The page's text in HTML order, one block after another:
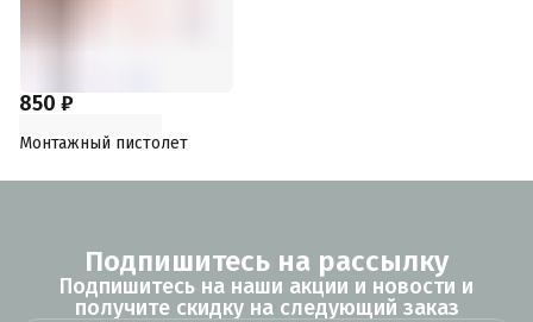
850 ₽
Монтажный пистолет
Подпишитесь на рассылку
Подпишитесь на наши акции и новости и
получите скидку на следующий заказ